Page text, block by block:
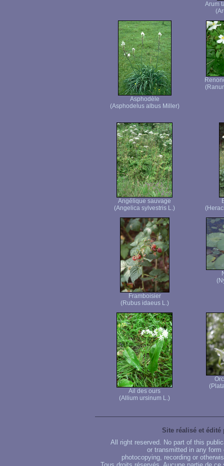
Arum
Asphodèle
(Asphodelus albus Miller)
Angélique sauvage
(Angelica sylvestris L.)
Framboisier
(Rubus idaeus L.)
Ail des ours
(Allium ursinum L.)
Site réalisé et édité
All right reserved. No part of this
or transmitted in any
photocopying, recording or